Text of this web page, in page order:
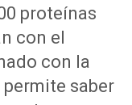
proteínas
con el
con la
saber